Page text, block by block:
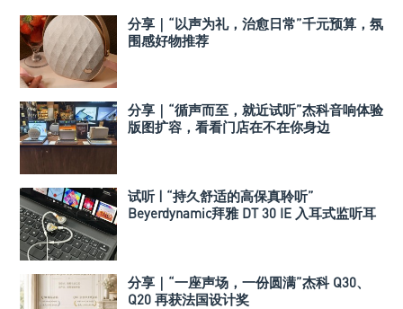
分享｜“以声为礼，治愈日常”千元预算，氛
围感好物推荐
分享｜“循声而至，就近试听”杰科音响体验
版图扩容，看看门店在不在你身边
试听 | “持久舒适的高保真聆听”
Beyerdynamic拜雅 DT 30 IE 入耳式监听耳
分享｜“一座声场，一份圆满”杰科 Q30、
Q20 再获法国设计奖